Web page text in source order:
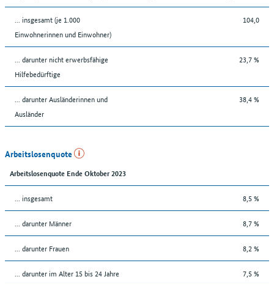
... insgesamt (je 1.000
Einwohnerinnen und Einwohner)
104,0
... darunter nicht erwerbsfähige
Hilfebedürftige
23,7 %
... darunter Ausländerinnen und
Ausländer
38,4 %
Arbeitslosenquote
Arbeitslosenquote Ende Oktober 2023
... insgesamt 8,5 %
... darunter Männer 8,7 %
... darunter Frauen 8,2 %
... darunter im Alter 15 bis 24 Jahre 7,5 %